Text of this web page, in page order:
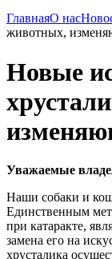
ГлавнаяО нас
животных,
Новые
Уважаемые
Наши собаки и
Единственным
при катаракте,
замена его на
хрусталика